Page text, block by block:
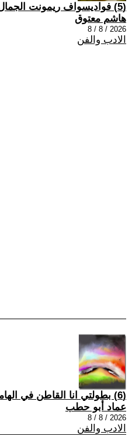
(5) فواديسواف ريمونت الجمال الكامن في الحياة
هاشم معتوق
2026 / 8 / 8
الادب والفن
(6) بطولتي انا القاطن في الهامش
عماد أبو حطب
2026 / 8 / 8
الادب والفن